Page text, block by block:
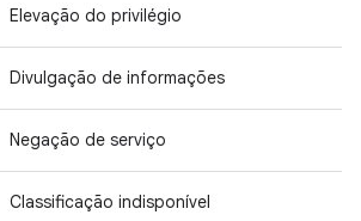
Elevação do privilégio
Divulgação de informações
Negação de serviço
Classificação indisponível